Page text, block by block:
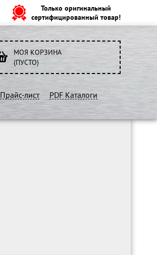
Только оригинальный
сертифицированный товар!
МОЯ КОРЗИНА
(ПУСТО)
Прайс-лист PDF Каталоги